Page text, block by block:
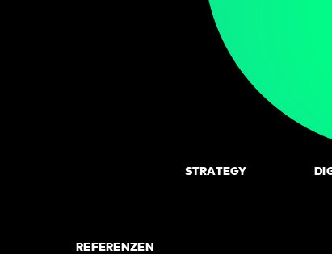
STRATEGY
REFERENZEN